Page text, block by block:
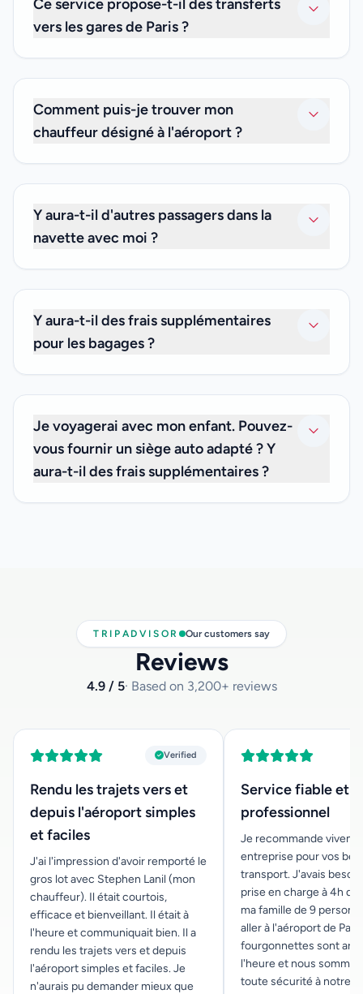
Ce service propose-t-il des transferts
vers les gares de Paris ?
Comment puis-je trouver mon
chauffeur désigné à l'aéroport ?
jusqu'à votre navette. Si vous ne trouvez pas le chauffeur,
veuillez nous appeler au +33 (0)6 59 19 82 87.
Y aura-t-il d'autres passagers dans la
navette avec moi ?
lesquels vous voyagez. Nous ne proposons pas de
services de transfert partagé.
Y aura-t-il des frais supplémentaires
pour les bagages ?
supplémentaires.
Je voyagerai avec mon enfant. Pouvez-
vous fournir un siège auto adapté ? Y
aura-t-il des frais supplémentaires ?
TRIPADVISOR Our customers say
Reviews
4.9 / 5· Based on 3,200+ reviews
Verified
Rendu les trajets vers et
depuis l'aéroport simples
et faciles
J'ai l'impression d'avoir remporté le
gros lot avec Stephen Lanil (mon
chauffeur). Il était courtois,
efficace et bienveillant. Il était à
l'heure et communiquait bien. Il a
rendu les trajets vers et depuis
l'aéroport simples et faciles. Je
n'aurais pu demander mieux que
Service fiable et
professionnel
Je recommande
entreprise pour vos
transport. J'avais
prise en charge à 4h du
ma famille de 9
aller à l'aéroport de
fourgonnettes sont
l'heure et nous
toute sécurité à notre